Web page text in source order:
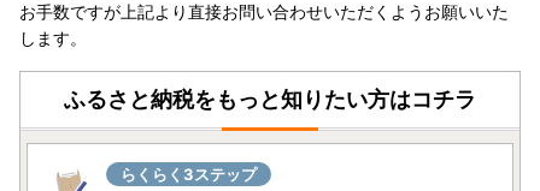
【『ヤマト運輸・転送サービスの有料化』についてのおしら
せ】
令和5年6月1日（木）受付分より荷物の送り状に記載された
住所以外にお届け先を変更（転送）する場合、送り状記載の
お届け先から変更後のお届け先までの運賃（定価・着払い）
お届け先が変更となる場合は、事前に上記ふるさと納税窓口
お手数ですが上記より直接お問い合わせいただくようお願いいた
します。
ふるさと納税をもっと知りたい方はコチラ
らくらく3ステップ